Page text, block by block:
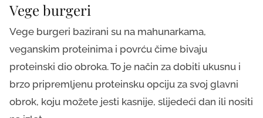
Vege burgeri
Vege burgeri bazirani su na mahunarkama,
veganskim proteinima i povrću čime bivaju
proteinski dio obroka. To je način za dobiti ukusnu i
brzo pripremljenu proteinsku opciju za svoj glavni
obrok, koju možete jesti kasnije, slijedeći dan ili nositi